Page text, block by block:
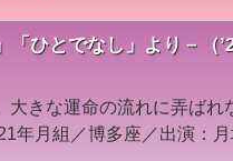
ひとでなし」より－（
きな運命の流れに弄ばれ
年月組／博多座／出演：